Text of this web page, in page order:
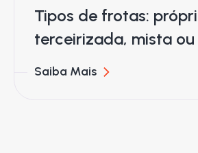
Tipos de frotas:
terceirizada, mista
Saiba Mais